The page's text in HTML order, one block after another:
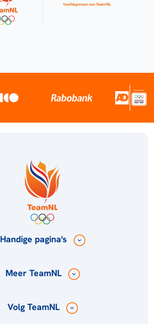
Handige pagina's
Meer TeamNL
Volg TeamNL